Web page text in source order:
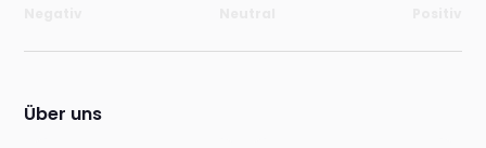
Über uns